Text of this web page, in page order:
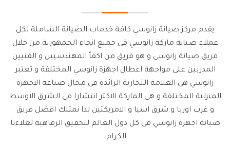
يقدم مركز صيانة زانوسي كافة خدمات الصيانة الشاملة لكل
عملاء صيانة ماركة زانوسي فى جميع انحاء الجمهورية من خلال
فريق صيانة زانوسي و هو فريق من اكفأ المهندسيين و الفنيين
المدربين على مواجهة اعطال اجهزة زانوسي المختلفة و تعتبر
زانوسي هى العلامة التجارية الرائدة فى مجال صناعة الاجهزة
المنزلية المختلفة و هى الماركة الاكثر انتشارا فى الشرق الاوسط
و غرب اوربا و شرق اسيا و الامريكتين لذا نمتلك افضل فريق
صيانة اجهزة زانوسي فى كل دول العالم لتحقيق الرفاهية لعلاءنا
الكرام.